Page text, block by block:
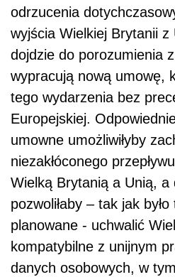
odrzucenia
wyjścia Wielkiej Brytanii z
dojdzie do porozumienia
wypracują nową umowę,
tego wydarzenia bez
Europejskiej.
umowne umożliwiłyby
niezakłóconego
Wielką Brytanią a Unią,
pozwoliłaby – tak jak
planowane - uchwalić
kompatybilne z unijnym
danych osobowych, w